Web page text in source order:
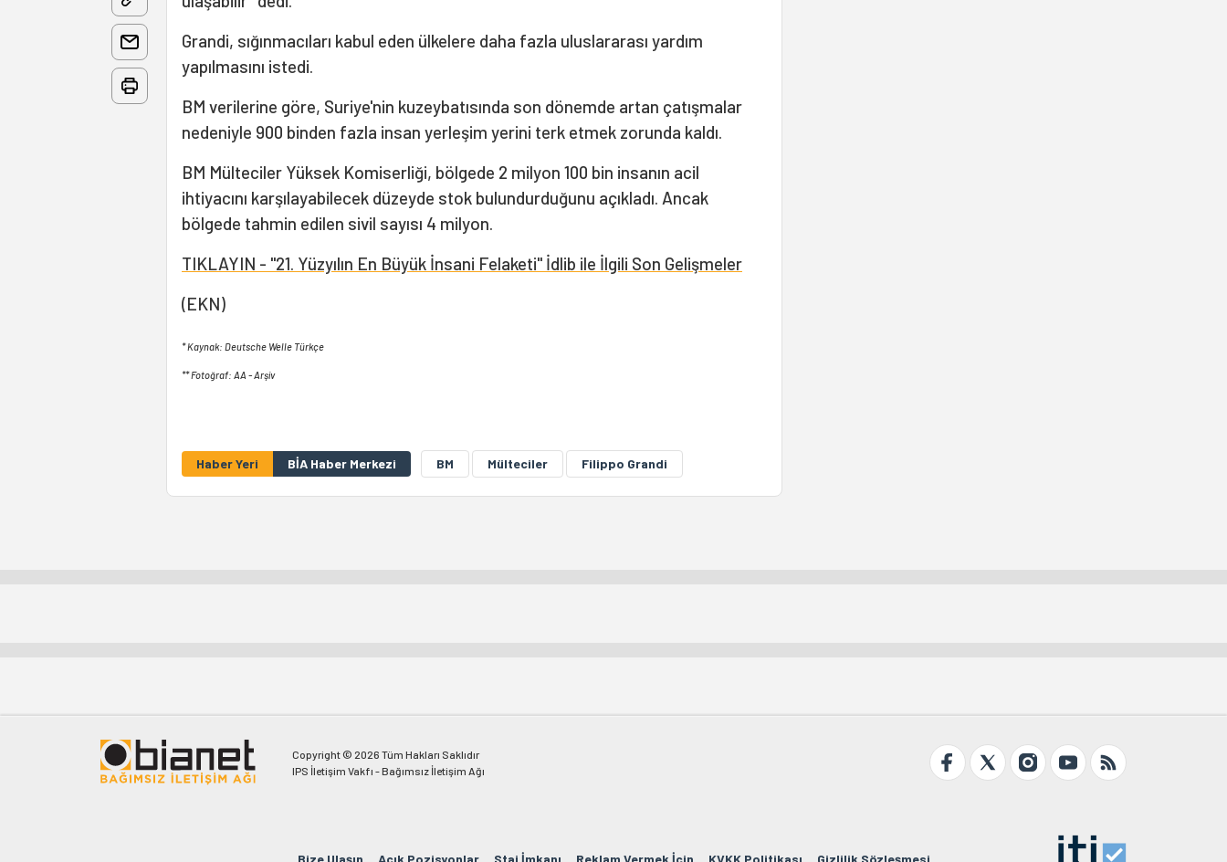
Grandi, sığınmacıları kabul eden ülkelere daha fazla uluslararası yardım
yapılmasını istedi.
BM verilerine göre, Suriye'nin kuzeybatısında son dönemde artan çatışmalar
nedeniyle 900 binden fazla insan yerleşim yerini terk etmek zorunda kaldı.
BM Mülteciler Yüksek Komiserliği, bölgede 2 milyon 100 bin insanın acil
ihtiyacını karşılayabilecek düzeyde stok bulundurduğunu açıkladı. Ancak
bölgede tahmin edilen sivil sayısı 4 milyon.
TIKLAYIN - "21. Yüzyılın En Büyük İnsani Felaketi" İdlib ile İlgili Son Gelişmeler
(EKN)
* Kaynak: Deutsche Welle Türkçe
** Fotoğraf: AA - Arşiv
Haber Yeri BİA Haber Merkezi BM Mülteciler Filippo Grandi
Copyright © 2026 Tüm Hakları Saklıdır
IPS İletişim Vakfı - Bağımsız İletişim Ağı
Bize Ulaşın Açık Pozisyonlar Staj İmkanı Reklam Vermek İçin KVKK Politikası Gizlilik Sözleşmesi